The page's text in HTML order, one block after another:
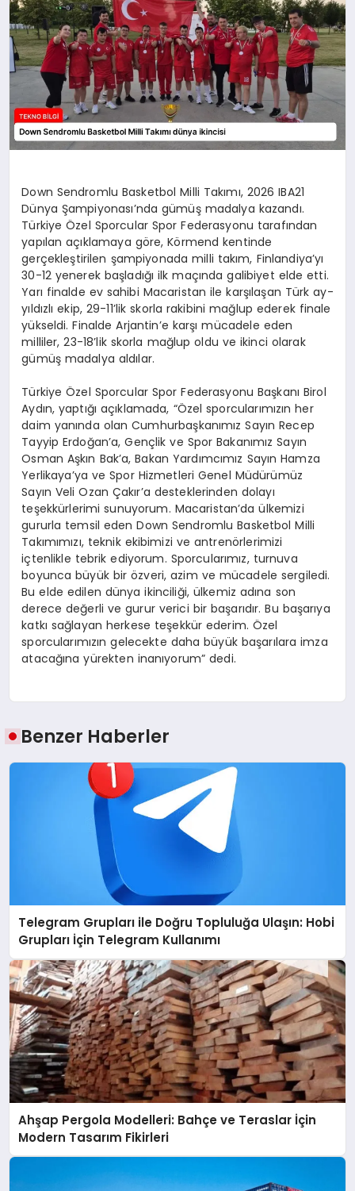
Down Sendromlu Basketbol Milli Takımı, 2026 IBA21
Dünya Şampiyonası’nda gümüş madalya kazandı.
Türkiye Özel Sporcular Spor Federasyonu tarafından
yapılan açıklamaya göre, Körmend kentinde
gerçekleştirilen şampiyonada milli takım, Finlandiya’yı
30-12 yenerek başladığı ilk maçında galibiyet elde etti.
Yarı finalde ev sahibi Macaristan ile karşılaşan Türk ay-
yıldızlı ekip, 29-11’lik skorla rakibini mağlup ederek finale
yükseldi. Finalde Arjantin’e karşı mücadele eden
milliler, 23-18’lik skorla mağlup oldu ve ikinci olarak
gümüş madalya aldılar.
Türkiye Özel Sporcular Spor Federasyonu Başkanı Birol
Aydın, yaptığı açıklamada, “Özel sporcularımızın her
daim yanında olan Cumhurbaşkanımız Sayın Recep
Tayyip Erdoğan’a, Gençlik ve Spor Bakanımız Sayın
Osman Aşkın Bak’a, Bakan Yardımcımız Sayın Hamza
Yerlikaya’ya ve Spor Hizmetleri Genel Müdürümüz
Sayın Veli Ozan Çakır’a desteklerinden dolayı
teşekkürlerimi sunuyorum. Macaristan’da ülkemizi
gururla temsil eden Down Sendromlu Basketbol Milli
Takımımızı, teknik ekibimizi ve antrenörlerimizi
içtenlikle tebrik ediyorum. Sporcularımız, turnuva
boyunca büyük bir özveri, azim ve mücadele sergiledi.
Bu elde edilen dünya ikinciliği, ülkemiz adına son
derece değerli ve gurur verici bir başarıdır. Bu başarıya
katkı sağlayan herkese teşekkür ederim. Özel
sporcularımızın gelecekte daha büyük başarılara imza
atacağına yürekten inanıyorum” dedi.
Benzer Haberler
Telegram Grupları ile Doğru Topluluğa Ulaşın: Hobi
Grupları İçin Telegram Kullanımı
Ahşap Pergola Modelleri: Bahçe ve Teraslar İçin
Modern Tasarım Fikirleri